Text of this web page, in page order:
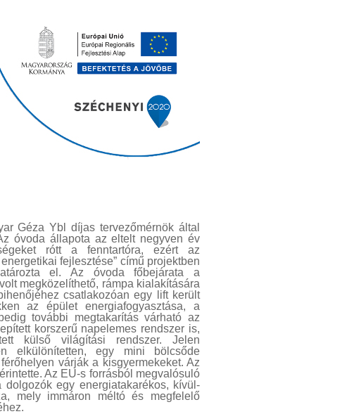
Géza Ybl díjas tervezőmérnök által
óvoda állapota az eltelt negyven év
rótt a fenntartóra, ezért az
fejlesztése” című projektben
el. Az óvoda főbejárata a
megközelíthető, rámpa kialakítására
csatlakozóan egy lift került
az épület energiafogyasztása, a
további megtakarítás várható az
korszerű napelemes rendszer is,
külső világítási rendszer. Jelen
elkülönítetten, egy mini bölcsőde
várják a kisgyermekeket. Az
Az EU-s forrásból megvalósuló
egy energiatakarékos, kívül-
mely immáron méltó és megfelelő